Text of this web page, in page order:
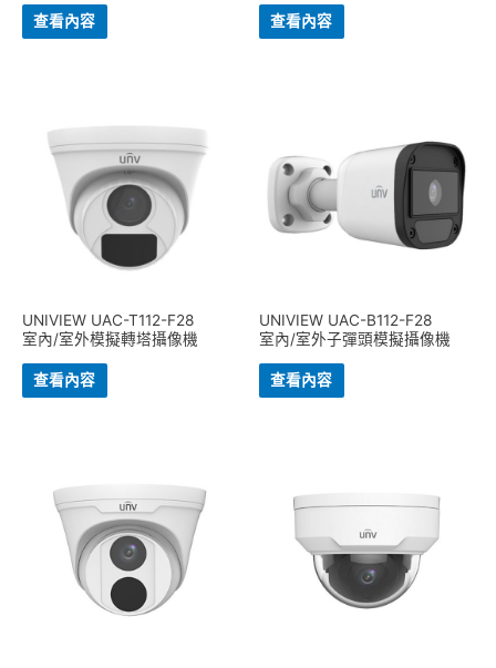
查看內容 查看內容
UNIVIEW UAC-T112-F28
室內/室外模擬轉塔攝像機
查看內容
UNIVIEW UAC-B112-F28
室內/室外子彈頭模擬攝像機
查看內容